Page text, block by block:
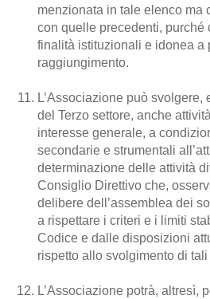
menzionata in tale elenco ma
con quelle precedenti, purché
finalità istituzionali e idonea a
raggiungimento.
L’Associazione può svolgere,
del Terzo settore, anche
interesse generale, a
secondarie e strumentali
determinazione delle attività
Consiglio Direttivo che,
delibere dell’assemblea dei
a rispettare i criteri e i limiti
Codice e dalle disposizioni
rispetto allo svolgimento di tali
L’Associazione potrà, altresì,